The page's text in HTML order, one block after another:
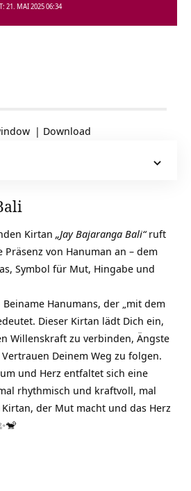
21. MAI 2025 06:34
| Download
Kirtan „Jay Bajaranga Bali“ruft
von Hanuman an – dem
Symbol für Mut, Hingabe und
Beiname Hanumans, der „mit dem
Dieser Kirtan lädt Dich ein,
Willenskraft zu verbinden, Ängste
Deinem Weg zu folgen.
und Herz entfaltet sich eine
rhythmisch und kraftvoll, mal
der Mut macht und das Herz